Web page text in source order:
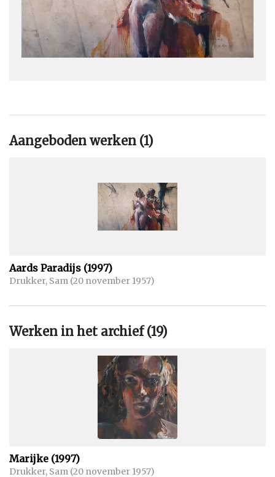
Vaak werkt Sam Drukker in series, zoals de serie schilderijen
Boksers, Dragers, Ophelia en de serie tekeningen Getekende
liefde. Met zijn serie schilderijen Minje, tien Joodse mannen die
Met regelmaat werkt hij samen met mensen uit de literatuur.
Nageslacht en de serie tekeningen East Bergholt naar het
gelijknamige boek van Marcel Möring. In het cahier Schedels zijn
de schilderijen Schedels opgenomen met daarin gedichten van
onder andere Rutger Kopland, C.O. Jellema en Marjoleine de
Minje.
Aangeboden werken (1)
Aards Paradijs (1997)
Drukker, Sam (20 november 1957)
Werken in het archief (19)
Marijke (1997)
Drukker, Sam (20 november 1957)